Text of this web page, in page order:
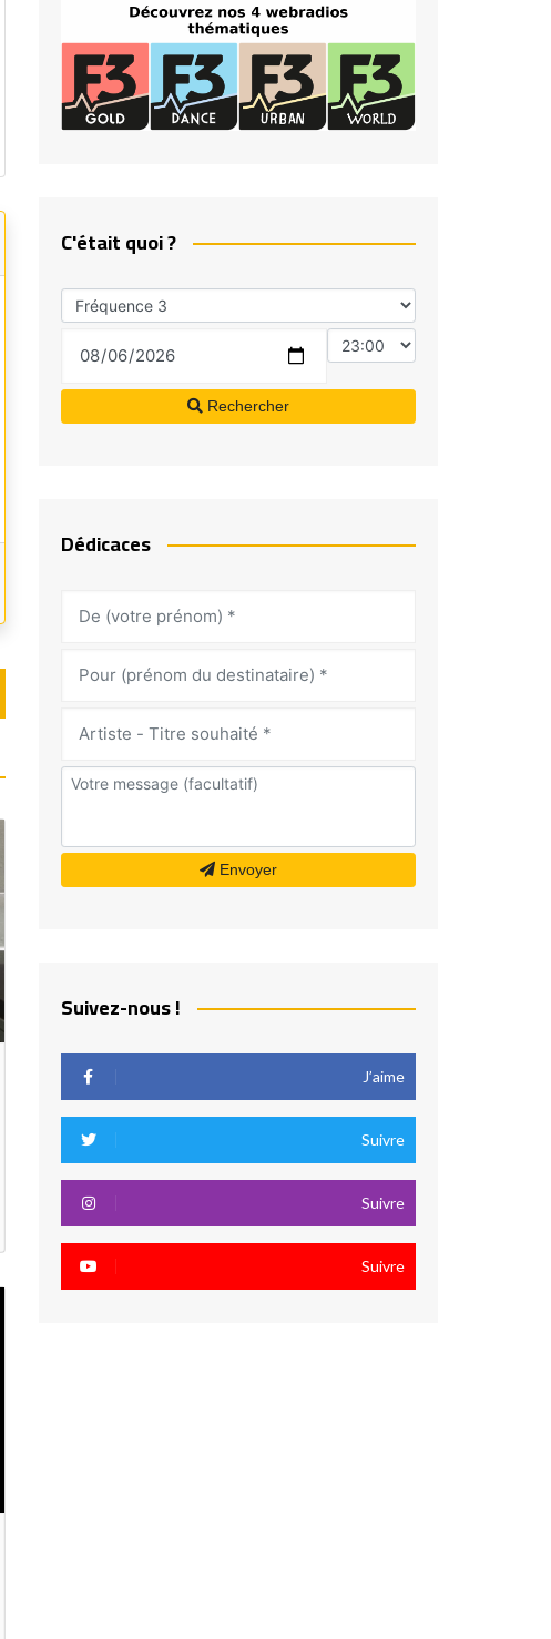
C'était quoi ?
Rechercher
Dédicaces
Envoyer
Suivez-nous !
J’aime
Suivre
Suivre
Suivre